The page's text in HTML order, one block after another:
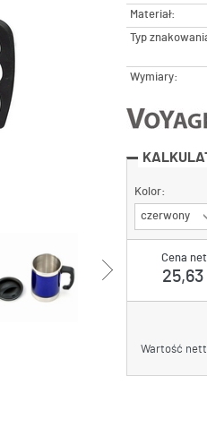
Materiał:
Typ
Wymiary:
Cena
25,63
Wartość
Kolor:
czerwony